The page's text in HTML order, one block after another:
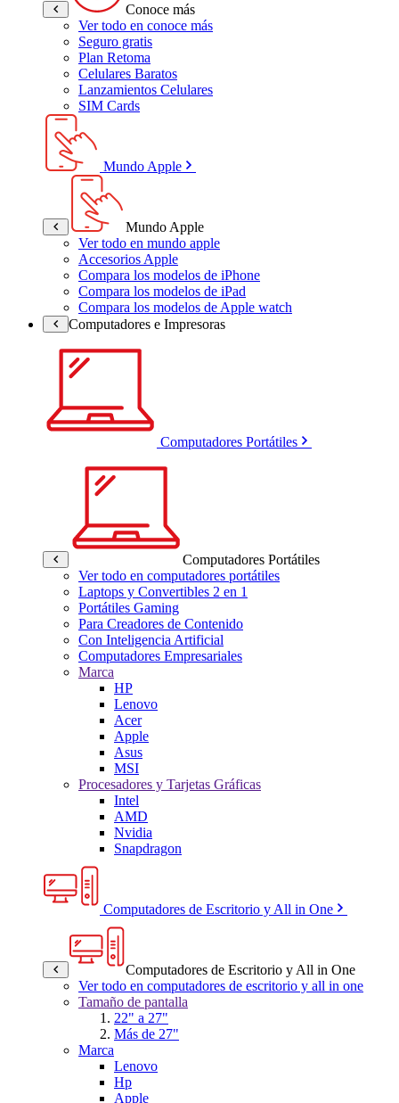
Conoce más
Ver todo en conoce más
Seguro gratis
Plan Retoma
Celulares Baratos
Lanzamientos Celulares
SIM Cards
Mundo Apple
Mundo Apple
Ver todo en mundo apple
Accesorios Apple
Compara los modelos de iPhone
Compara los modelos de iPad
Compara los modelos de Apple watch
Computadores e Impresoras
Computadores Portátiles
Computadores Portátiles
Ver todo en computadores portátiles
Laptops y Convertibles 2 en 1
Portátiles Gaming
Para Creadores de Contenido
Con Inteligencia Artificial
Computadores Empresariales
Marca
HP
Lenovo
Acer
Apple
Asus
MSI
Procesadores y Tarjetas Gráficas
Intel
AMD
Nvidia
Snapdragon
Computadores de Escritorio y All in One
Computadores de Escritorio y All in One
Ver todo en computadores de escritorio y all in one
Tamaño de pantalla
22" a 27"
Más de 27"
Marca
Lenovo
Hp
Apple